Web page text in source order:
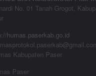
No. 01 Tanah Grogot,
humas.paserkab.go.id
Kabupaten Paser
Paser